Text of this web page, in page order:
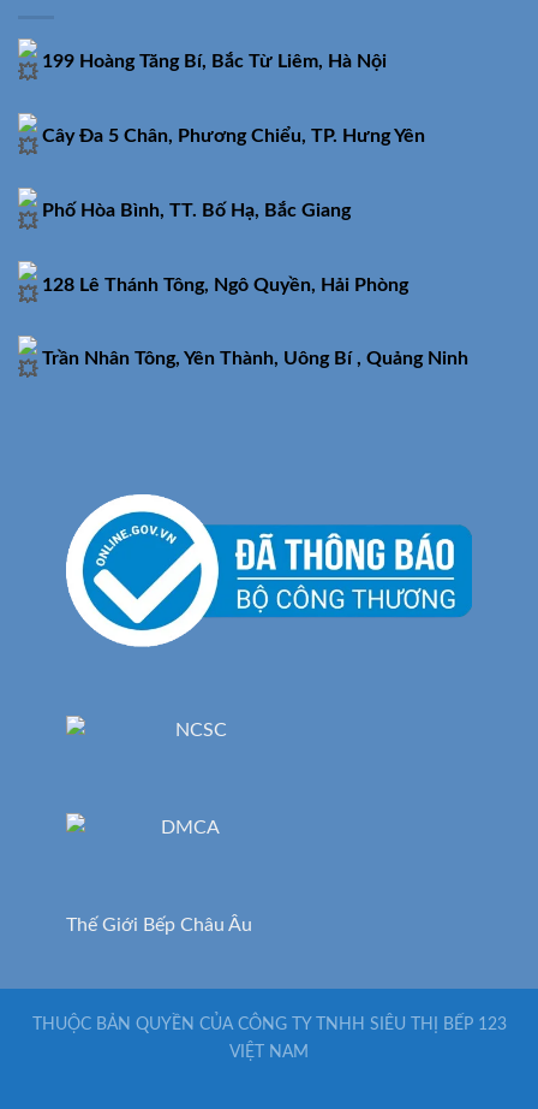
199 Hoàng Tăng Bí, Bắc Từ Liêm, Hà Nội
Cây Đa 5 Chân, Phương Chiểu, TP. Hưng Yên
Phố Hòa Bình, TT. Bố Hạ, Bắc Giang
128 Lê Thánh Tông, Ngô Quyền, Hải Phòng
Trần Nhân Tông, Yên Thành, Uông Bí , Quảng Ninh
Thế Giới Bếp Châu Âu
THUỘC BẢN QUYỀN CỦA CÔNG TY TNHH SIÊU THỊ BẾP 123
VIỆT NAM